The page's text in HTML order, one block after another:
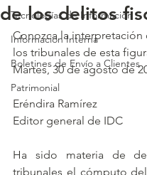
Tecnologías de Información
Información Interna
Boletines de Envío a Clientes
Patrimonial
de los delitos
Conozca la interpretación
los tribunales de esta
Martes, 30 de agosto de
Eréndira Ramírez
Editor general de IDC
Ha sido materia de
tribunales el cómputo